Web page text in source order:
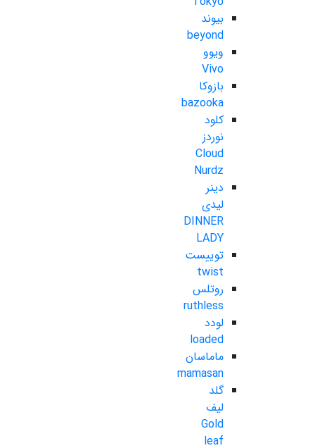
بیوند
beyond
ویوو
Vivo
بازوکا
bazooka
کلود
نوردز
Cloud
Nurdz
دینر
لیدی
DINNER
LADY
توییست
twist
روتلس
ruthless
لودد
loaded
ماماسان
mamasan
گلد
لیف
Gold
leaf